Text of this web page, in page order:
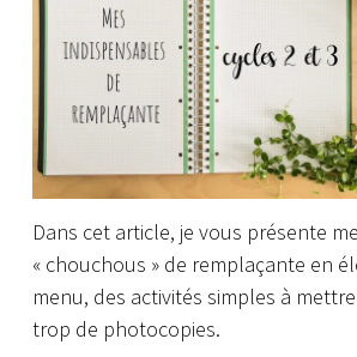
Dans cet article, je vous présente
« chouchous » de remplaçante en
menu, des activités simples à
trop de photocopies.